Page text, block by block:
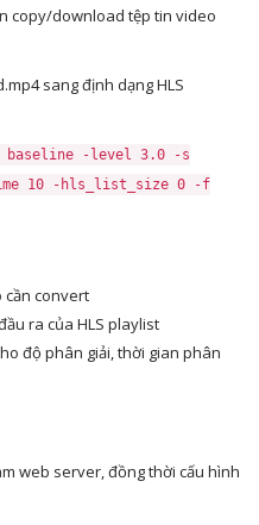
copy/download tệp tin video
sang định dạng HLS
baseline -level 3.0 -s
10 - hls_list_size 0 -f
cần convert
ra của HLS playlist
độ phân giải, thời gian phân
web server, đồng thời cấu hình